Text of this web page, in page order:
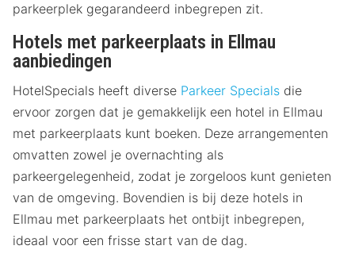
parkeerplek gegarandeerd inbegrepen zit.
Hotels met parkeerplaats in Ellmau
aanbiedingen
HotelSpecials heeft diverse Parkeer Specials die
ervoor zorgen dat je gemakkelijk een hotel in Ellmau
met parkeerplaats kunt boeken. Deze arrangementen
omvatten zowel je overnachting als
parkeergelegenheid, zodat je zorgeloos kunt genieten
van de omgeving. Bovendien is bij deze hotels in
Ellmau met parkeerplaats het ontbijt inbegrepen,
ideaal voor een frisse start van de dag.